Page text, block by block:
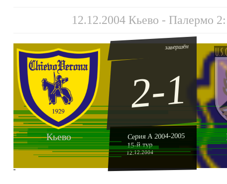
12.12.2004 Кьево - Палермо
Кьево
завершён
2-1
Серия А 2004-2005
15-й тур
12.12.2004
''